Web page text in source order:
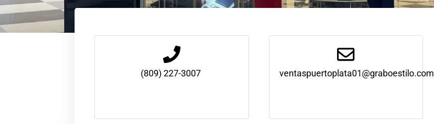
(809) 227-3007 ventaspuertoplata01@graboestilo.com